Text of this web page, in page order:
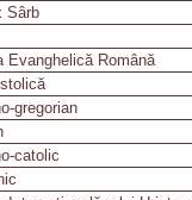
Sârb
Evanghelică Română
gregorian
catolic